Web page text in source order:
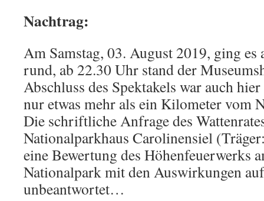
Nachtrag:
Am Samstag, 03. August 2019, ging
rund, ab 22.30 Uhr stand der
Abschluss des Spektakels war auch
nur etwas mehr als ein Kilometer vom
Die schriftliche Anfrage des
Nationalparkhaus Carolinensiel
eine Bewertung des Höhenfeuerwerks
Nationalpark mit den Auswirkungen
unbeantwortet…